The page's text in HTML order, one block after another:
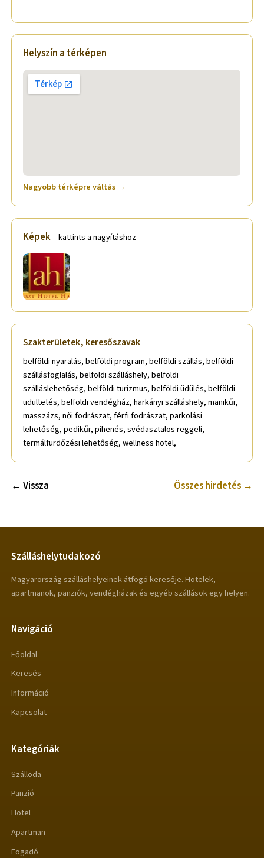
Helyszín a térképen
Nagyobb térképre váltás →
Képek– kattints a nagyításhoz
Szakterületek, keresőszavak
belföldi nyaralás, belföldi program, belföldi szállás, belföldi
szállásfoglalás, belföldi szálláshely, belföldi
szálláslehetőség, belföldi turizmus, belföldi üdülés, belföldi
üdültetés, belföldi vendégház, harkányi szálláshely, manikűr,
masszázs, női fodrászat, férfi fodrászat, parkolási
lehetőség, pedikűr, pihenés, svédasztalos reggeli,
termálfürdőzési lehetőség, wellness hotel,
← Vissza Összes hirdetés →
Szálláshelytudakozó
Magyarország szálláshelyeinek átfogó keresője. Hotelek,
apartmanok, panziók, vendégházak és egyéb szállások egy helyen.
Navigáció
Főoldal
Keresés
Információ
Kapcsolat
Kategóriák
Szálloda
Panzió
Hotel
Apartman
Fogadó